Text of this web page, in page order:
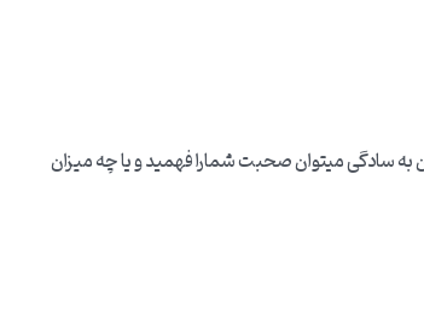
سادگی میتوان صحبت شمارا فهمید و یا چه میزان